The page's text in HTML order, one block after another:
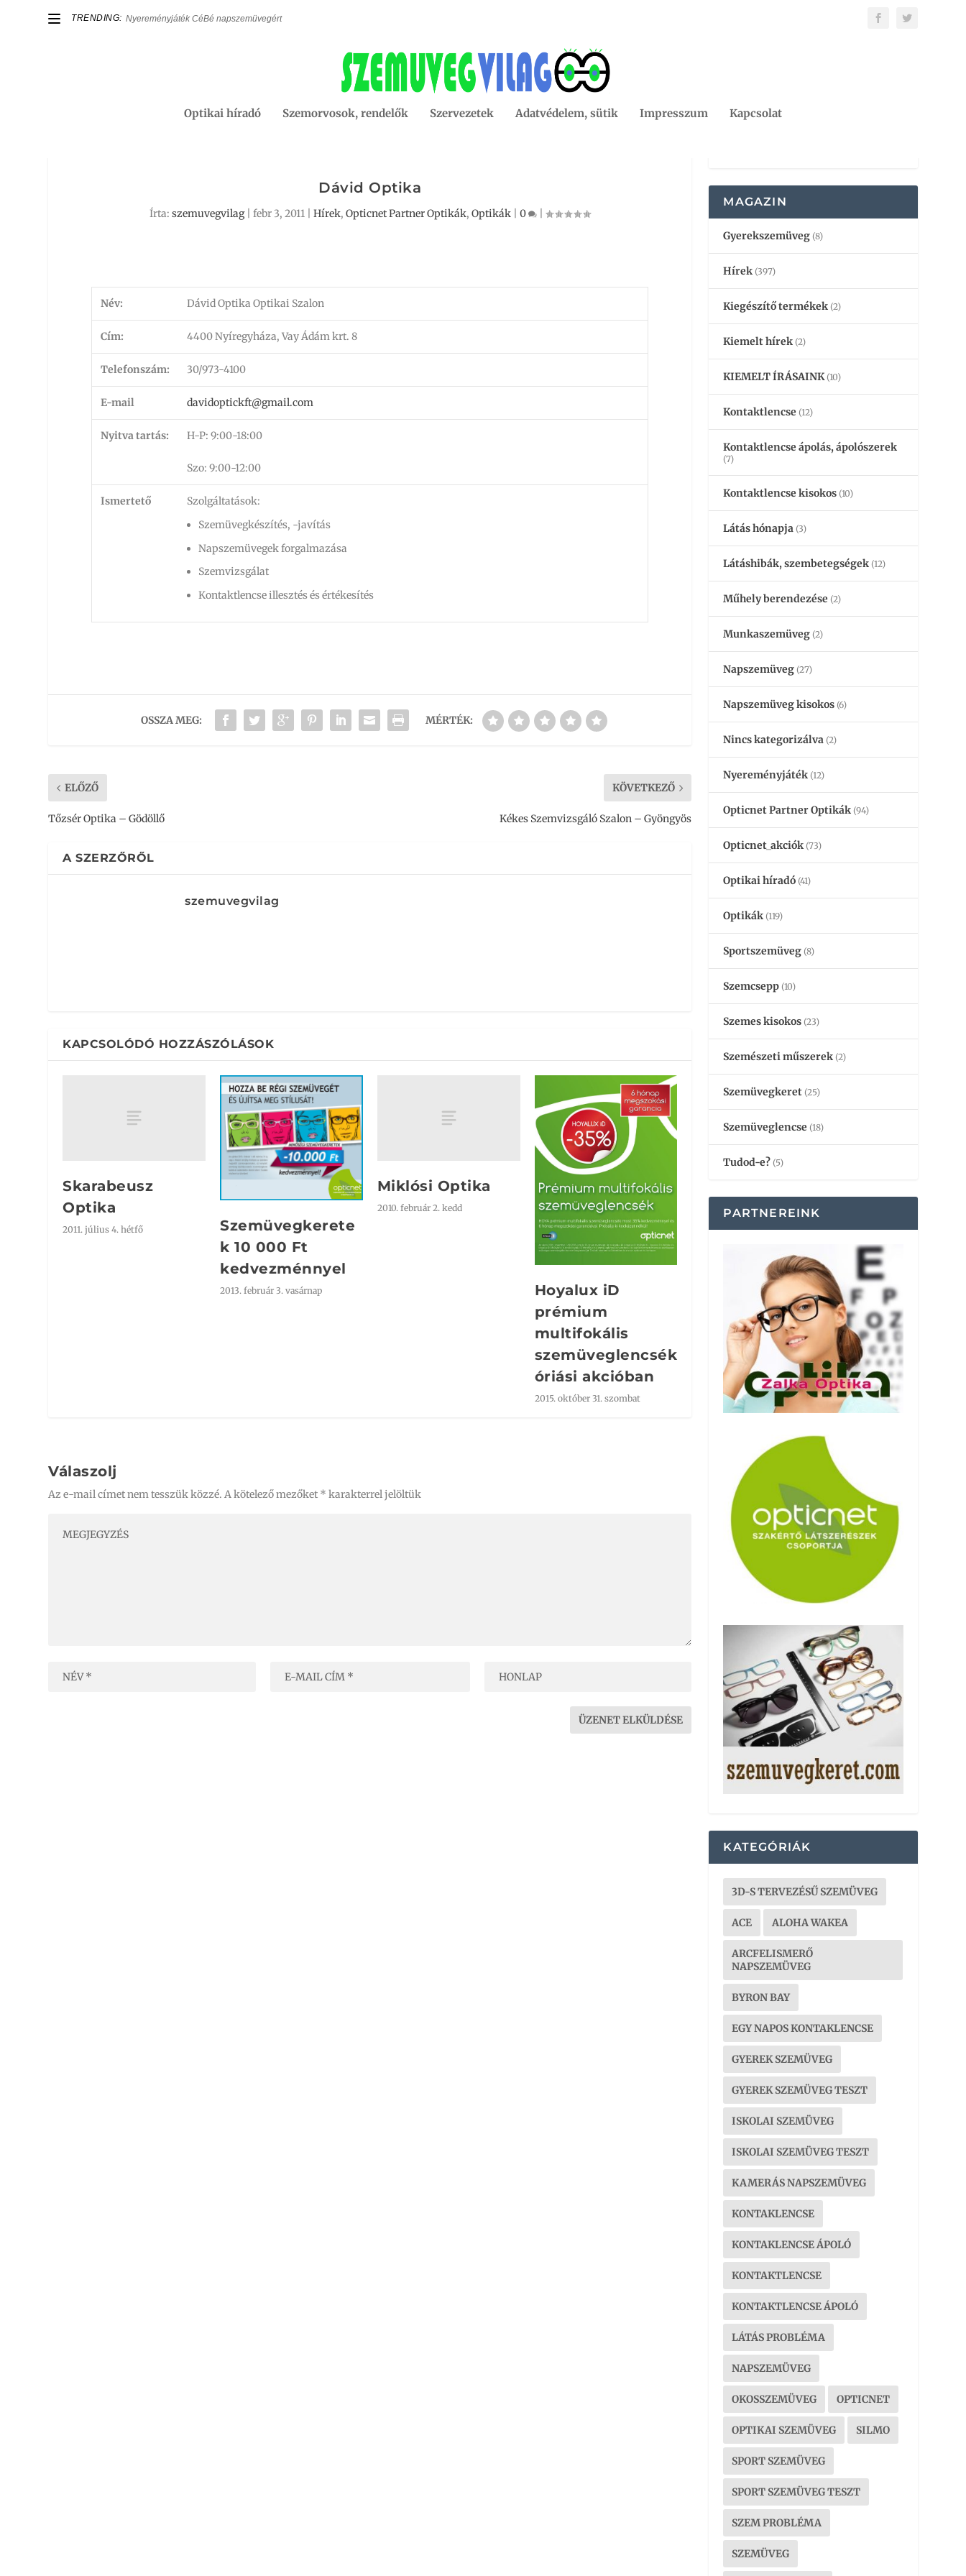
TRENDING: Nyereményjáték CéBé napszemüvegért
Optikai híradó Szemorvosok, rendelők Szervezetek Adatvédelem, sütik Impresszum Kapcsolat
Dávid Optika
Írta:szemuvegvilag|febr 3, 2011 |Hírek,Opticnet Partner Optikák,Optikák |0 |
Név: Dávid Optika Optikai Szalon
Cím: 4400 Nyíregyháza, Vay Ádám krt. 8
Telefonszám: 30/973-4100
E-mail davidoptickft@gmail.com
Nyitva tartás: H-P: 9:00-18:00
Szo: 9:00-12:00
Ismertető
Szolgáltatások:
Szemüvegkészítés, -javítás
Napszemüvegek forgalmazása
Szemvizsgálat
Kontaktlencse illesztés és értékesítés
OSSZA MEG: MÉRTÉK:
ELŐZŐ
Tőzsér Optika – Gödöllő
KÖVETKEZŐ
Kékes Szemvizsgáló Szalon – Gyöngyös
A SZERZŐRŐL
szemuvegvilag
KAPCSOLÓDÓ HOZZÁSZÓLÁSOK
Skarabeusz
Optika
2011. július 4. hétfő
Szemüvegkerete
k 10 000 Ft
kedvezménnyel
2013. február 3. vasárnap
Miklósi Optika
2010. február 2. kedd
Hoyalux iD
prémium
multifokális
szemüveglencsék
óriási akcióban
2015. október 31. szombat
Válaszolj
Az e-mail címet nem tesszük közzé. A kötelező mezőket * karakterrel jelöltük
MAGAZIN
Gyerekszemüveg (8)
Hírek (397)
Kiegészítő termékek (2)
Kiemelt hírek (2)
KIEMELT ÍRÁSAINK(10)
Kontaktlencse (12)
Kontaktlencse ápolás, ápolószerek
(7)
Kontaktlencse kisokos (10)
Látás hónapja (3)
Látáshibák, szembetegségek (12)
Műhely berendezése (2)
Munkaszemüveg (2)
Napszemüveg (27)
Napszemüveg kisokos (6)
Nincs kategorizálva (2)
Nyereményjáték (12)
Opticnet Partner Optikák (94)
Opticnet_akciók (73)
Optikai híradó (41)
Optikák (119)
Sportszemüveg (8)
Szemcsepp (10)
Szemes kisokos (23)
Szemészeti műszerek (2)
Szemüvegkeret (25)
Szemüveglencse (18)
Tudod-e? (5)
PARTNEREINK
KATEGÓRIÁK
3D-S TERVEZÉSŰ SZEMÜVEG
ACE ALOHA WAKEA
ARCFELISMERŐ
NAPSZEMÜVEG
BYRON BAY
EGY NAPOS KONTAKLENCSE
GYEREK SZEMÜVEG
GYEREK SZEMÜVEG TESZT
ISKOLAI SZEMÜVEG
ISKOLAI SZEMÜVEG TESZT
KAMERÁS NAPSZEMÜVEG
KONTAKLENCSE
KONTAKLENCSE ÁPOLÓ
KONTAKTLENCSE
KONTAKTLENCSE ÁPOLÓ
LÁTÁS PROBLÉMA
NAPSZEMÜVEG
OKOSSZEMÜVEG OPTICNET
OPTIKAI SZEMÜVEG SILMO
SPORT SZEMÜVEG
SPORT SZEMÜVEG TESZT
SZEM PROBLÉMA
SZEMÜVEG